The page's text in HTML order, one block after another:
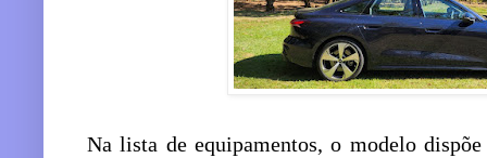
Na lista de equipamentos, o modelo